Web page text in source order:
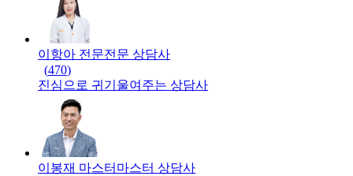
이항아 전문전문 상담사
(470)
진심으로 귀기울여주는 상담사
이봉재 마스터 마스터 상담사